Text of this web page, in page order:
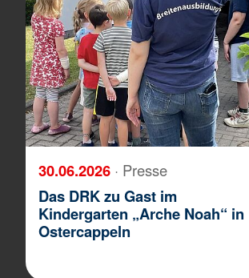
30.06.2026 · Presse
Das DRK zu Gast im
Kindergarten „Arche Noah“ in
Ostercappeln